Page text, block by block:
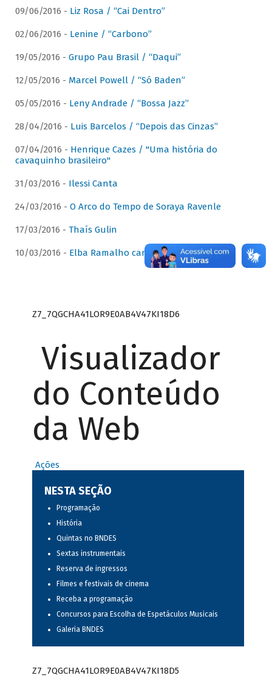
09/06/2016 - Liz Rosa / “Cai Dentro”
02/06/2016 - Lenine / “Carbono”
19/05/2016 - Grupo Pau Brasil / “Daqui”
12/05/2016 - Marcel Powell / “Só Baden”
05/05/2016 - Leny Andrade / “Bossa Jazz”
28/04/2016 - Luis Barcelos / “Depois das Cinzas”
07/04/2016 - Henrique Cazes / "Uma história do
cavaquinho brasileiro"
31/03/2016 - Ilessi Canta
24/03/2016 - O Arco do Tempo de Soraya Ravenle
17/03/2016 - Thaís Gulin
10/03/2016 - Elba Ramalho canta Dominguinhos
Z7_7QGCHA41LOR9E0AB4V47KI18D6
Visualizador
do Conteúdo
da Web
Ações
NESTA SEÇÃO
Programação
História
Quintas no BNDES
Sextas instrumentais
Reserva de ingressos
Filmes e festivais de cinema
Receba a programação
Concursos para Escolha de Espetáculos Musicais
Galeria BNDES
Z7_7QGCHA41LOR9E0AB4V47KI18D5